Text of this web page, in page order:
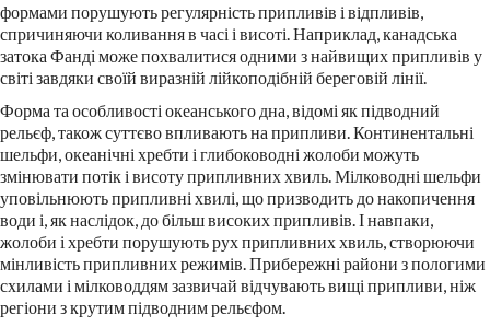
формами порушують регулярність припливів і відпливів,
спричиняючи коливання в часі і висоті. Наприклад, канадська
затока Фанді може похвалитися одними з найвищих припливів у
світі завдяки своїй виразній лійкоподібній береговій лінії.
Форма та особливості океанського дна, відомі як підводний
рельєф, також суттєво впливають на припливи. Континентальні
шельфи, океанічні хребти і глибоководні жолоби можуть
змінювати потік і висоту припливних хвиль. Мілководні шельфи
уповільнюють припливні хвилі, що призводить до накопичення
води і, як наслідок, до більш високих припливів. І навпаки,
жолоби і хребти порушують рух припливних хвиль, створюючи
мінливість припливних режимів. Прибережні райони з пологими
схилами і мілководдям зазвичай відчувають вищі припливи, ніж
регіони з крутим підводним рельєфом.